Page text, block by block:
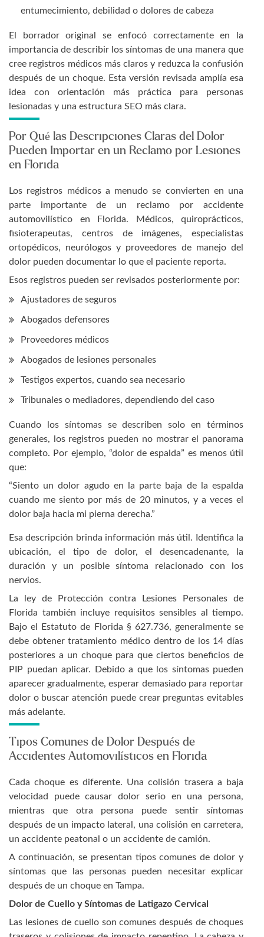
entumecimiento, debilidad o dolores de cabeza
El borrador original se enfocó correctamente en la
importancia de describir los síntomas de una manera que
cree registros médicos más claros y reduzca la confusión
después de un choque. Esta versión revisada amplía esa
idea con orientación más práctica para personas
lesionadas y una estructura SEO más clara.
Por Qué las Descripciones Claras del Dolor
Pueden Importar en un Reclamo por Lesiones
en Florida
Los registros médicos a menudo se convierten en una
parte importante de un reclamo por accidente
automovilístico en Florida. Médicos, quiroprácticos,
fisioterapeutas, centros de imágenes, especialistas
ortopédicos, neurólogos y proveedores de manejo del
dolor pueden documentar lo que el paciente reporta.
Esos registros pueden ser revisados posteriormente por:
Ajustadores de seguros
Abogados defensores
Proveedores médicos
Abogados de lesiones personales
Testigos expertos, cuando sea necesario
Tribunales o mediadores, dependiendo del caso
Cuando los síntomas se describen solo en términos
generales, los registros pueden no mostrar el panorama
completo. Por ejemplo, “dolor de espalda” es menos útil
que:
“Siento un dolor agudo en la parte baja de la espalda
cuando me siento por más de 20 minutos, y a veces el
dolor baja hacia mi pierna derecha.”
Esa descripción brinda información más útil. Identifica la
ubicación, el tipo de dolor, el desencadenante, la
duración y un posible síntoma relacionado con los
nervios.
La ley de Protección contra Lesiones Personales de
Florida también incluye requisitos sensibles al tiempo.
Bajo el Estatuto de Florida § 627.736, generalmente se
debe obtener tratamiento médico dentro de los 14 días
posteriores a un choque para que ciertos beneficios de
PIP puedan aplicar. Debido a que los síntomas pueden
aparecer gradualmente, esperar demasiado para reportar
dolor o buscar atención puede crear preguntas evitables
más adelante.
Tipos Comunes de Dolor Después de
Accidentes Automovilísticos en Florida
Cada choque es diferente. Una colisión trasera a baja
velocidad puede causar dolor serio en una persona,
mientras que otra persona puede sentir síntomas
después de un impacto lateral, una colisión en carretera,
un accidente peatonal o un accidente de camión.
A continuación, se presentan tipos comunes de dolor y
síntomas que las personas pueden necesitar explicar
después de un choque en Tampa.
Dolor de Cuello y Síntomas de Latigazo Cervical
Las lesiones de cuello son comunes después de choques